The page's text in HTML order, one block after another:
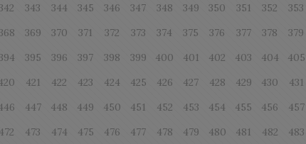
343 344 345 346 347 348 349 350 351 352 353
369 370 371 372 373 374 375 376 377 378 379
395 396 397 398 399 400 401 402 403 404 405
421 422 423 424 425 426 427 428 429 430 431
447 448 449 450 451 452 453 454 455 456 457
472 473 474 475 476 477 478 479 480 481 482 483